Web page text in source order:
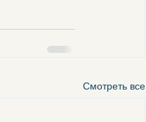
Смотреть все